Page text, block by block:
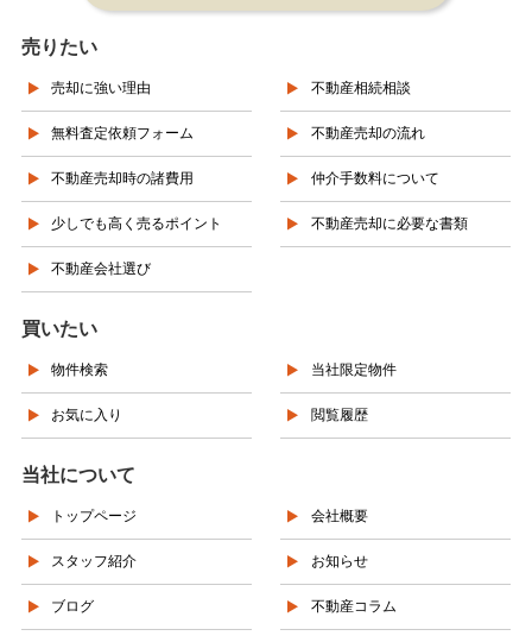
売りたい
売却に強い理由 不動産相続相談
無料査定依頼フォーム 不動産売却の流れ
不動産売却時の諸費用 仲介手数料について
少しでも高く売るポイント 不動産売却に必要な書類
不動産会社選び
買いたい
物件検索 当社限定物件
お気に入り 閲覧履歴
当社について
トップページ 会社概要
スタッフ紹介 お知らせ
ブログ 不動産コラム